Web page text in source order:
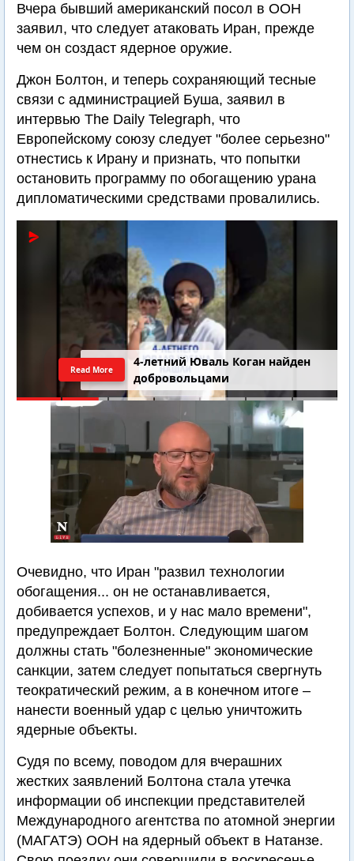
Вчера бывший американский посол в ООН
заявил, что следует атаковать Иран, прежде
чем он создаст ядерное оружие.
Джон Болтон, и теперь сохраняющий тесные
связи с администрацией Буша, заявил в
интервью The Daily Telegraph, что
Европейскому союзу следует "более серьезно"
отнестись к Ирану и признать, что попытки
остановить программу по обогащению урана
дипломатическими средствами провалились.
4-летний Юваль Коган найден
добровольцами
Read More
Очевидно, что Иран "развил технологии
обогащения... он не останавливается,
добивается успехов, и у нас мало времени",
предупреждает Болтон. Следующим шагом
должны стать "болезненные" экономические
санкции, затем следует попытаться свергнуть
теократический режим, а в конечном итоге –
нанести военный удар с целью уничтожить
ядерные объекты.
Судя по всему, поводом для вчерашних
жестких заявлений Болтона стала утечка
информации об инспекции представителей
Международного агентства по атомной энергии
(МАГАТЭ) ООН на ядерный объект в Натанзе.